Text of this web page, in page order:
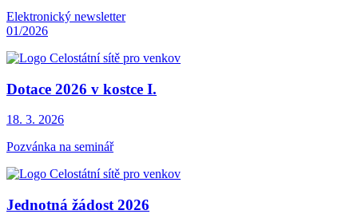
Elektronický newsletter
01/2026
Dotace 2026 v kostce I.
18. 3. 2026
Pozvánka na seminář
Jednotná žádost 2026